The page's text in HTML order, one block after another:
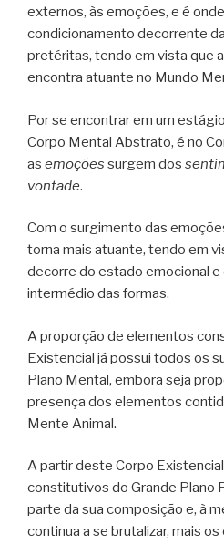
externos, às emoções, e é
condicionamento decorrente
pretéritas, tendo em vista que
encontra atuante no Mundo
Por se encontrar em um
Corpo Mental Abstrato, é no
as emoções surgem dos
vontade.
Com o surgimento das
torna mais atuante, tendo em
decorre do estado emocional
intermédio das formas.
A proporção de elementos
Existencial já possui todos os
Plano Mental, embora seja
presença dos elementos
Mente Animal.
A partir deste Corpo
constitutivos do Grande Plano
parte da sua composição e, à
continua a se brutalizar, mais